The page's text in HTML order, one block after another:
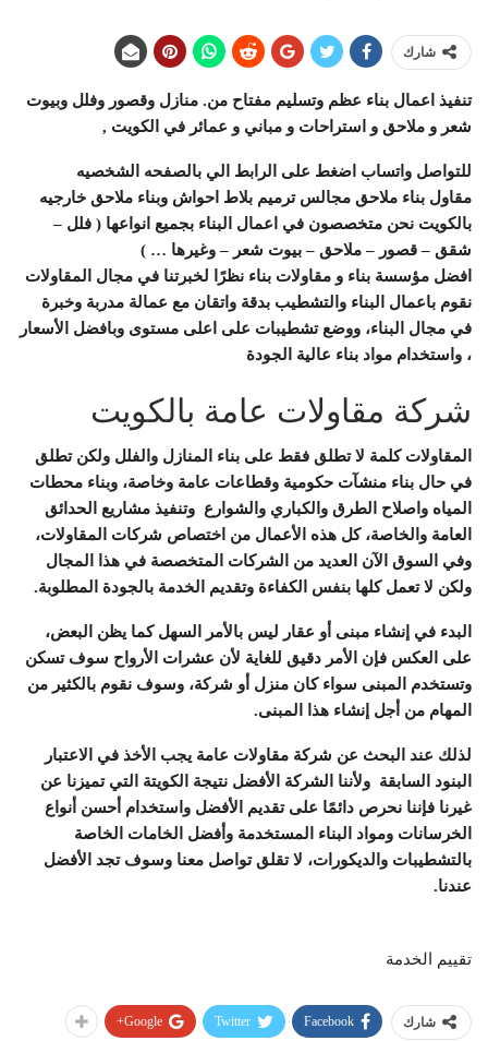
شارك
تنفيذ اعمال بناء عظم وتسليم مفتاح من. منازل وقصور وفلل وبيوت
شعر و ملاحق و استراحات و مباني و عمائر في الكويت ,
للتواصل واتساب اضغط على الرابط الي بالصفحه الشخصيه
مقاول بناء ملاحق مجالس ترميم بلاط احواش وبناء ملاحق خارجيه
بالكويت نحن متخصصون في اعمال البناء بجميع انواعها ( فلل –
شقق – قصور – ملاحق – بيوت شعر – وغيرها … )
افضل مؤسسة بناء و مقاولات بناء نظرًا لخبرتنا في مجال المقاولات
نقوم باعمال البناء والتشطيب ‏بدقة واتقان مع عمالة مدربة وخبرة
في مجال البناء، ووضع تشطيبات على اعلى مستوى وبافضل الأسعار
، واستخدام مواد بناء عالية الجودة
شركة مقاولات عامة بالكويت
المقاولات كلمة لا تطلق فقط على بناء المنازل والفلل ولكن تطلق
في حال بناء منشآت حكومية وقطاعات عامة وخاصة، وبناء محطات
المياه واصلاح الطرق والكباري والشوارع وتنفيذ مشاريع الحدائق
العامة والخاصة، كل هذه الأعمال من اختصاص شركات المقاولات،
وفي السوق الآن العديد من الشركات المتخصصة في هذا المجال
ولكن لا تعمل كلها بنفس الكفاءة وتقديم الخدمة بالجودة المطلوبة.
البدء في إنشاء مبنى أو عقار ليس بالأمر السهل كما يظن البعض،
على العكس فإن الأمر دقيق للغاية لأن عشرات الأرواح سوف تسكن
وتستخدم المبنى سواء كان منزل أو شركة، وسوف نقوم بالكثير من
المهام من أجل إنشاء هذا المبنى.
لذلك عند البحث عن شركة مقاولات عامة يجب الأخذ في الاعتبار
البنود السابقة ولأننا الشركة الأفضل نتيجة الكويتة التي تميزنا عن
غيرنا فإننا نحرص دائمًا على تقديم الأفضل واستخدام أحسن أنواع
الخرسانات ومواد البناء المستخدمة وأفضل الخامات الخاصة
بالتشطيبات والديكورات، لا تقلق تواصل معنا وسوف تجد الأفضل
عندنا.
تقييم الخدمة
شارك Facebook
Twitter
Google+